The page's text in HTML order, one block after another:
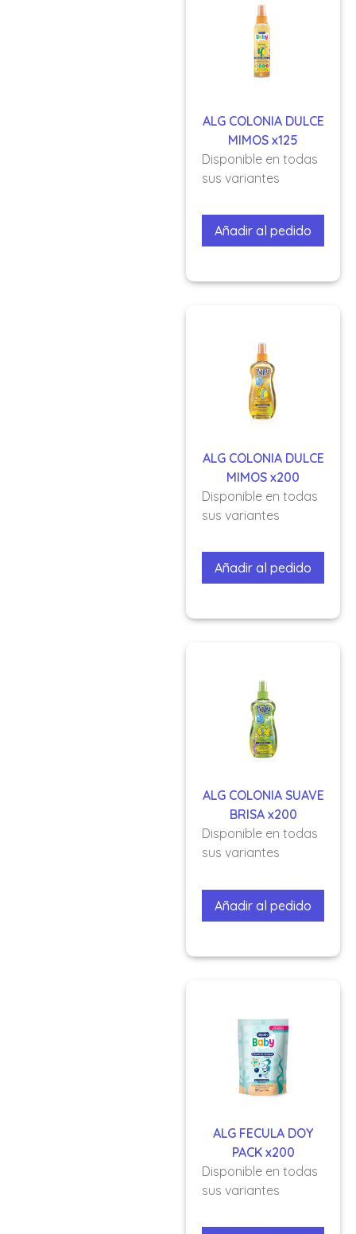
ALG COLONIA DULCE
MIMOS x125
Disponible en todas
sus variantes
Añadir al pedido
ALG COLONIA DULCE
MIMOS x200
Disponible en todas
sus variantes
Añadir al pedido
ALG COLONIA SUAVE
BRISA x200
Disponible en todas
sus variantes
Añadir al pedido
ALG FECULA DOY
PACK x200
Disponible en todas
sus variantes